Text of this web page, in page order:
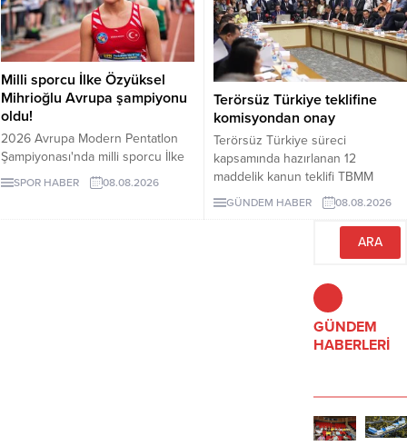
Milli sporcu İlke Özyüksel
Mihrioğlu Avrupa şampiyonu
oldu!
2026 Avrupa Modern Pentatlon
Şampiyonası'nda milli sporcu İlke
Özyüksel Mihrioğlu, altın madalya
kazandı. Mihrioğlu, pentatlon'da
SPOR HABER 08.08.2026
Terörsüz Türkiye teklifine
komisyondan onay
Terörsüz Türkiye süreci
kapsamında hazırlanan 12
maddelik kanun teklifi TBMM
Adalet Komisyonunda kabul edildi.
Teklif 5 ve 10 yıllık erteleme
düzenlemeleri içeriyor.
GÜNDEM HABER 08.08.2026
GÜNDEM
HABERLERİ